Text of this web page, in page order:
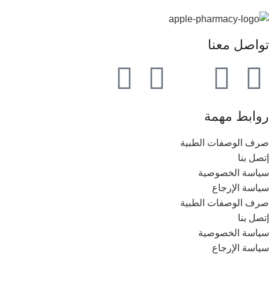
تواصل معنا
روابط مهمة
صرف الوصفات الطبية
إتصل بنا
سياسة الخصوصية
سياسة الإرجاع
صرف الوصفات الطبية
إتصل بنا
سياسة الخصوصية
سياسة الإرجاع